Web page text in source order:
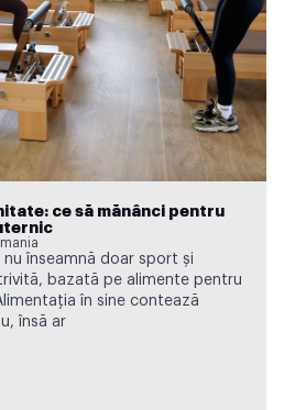
ce să mănânci pentru
înseamnă doar sport și
bazată pe alimente pentru
în sine contează
însă ar